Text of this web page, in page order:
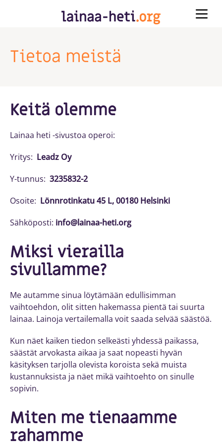
Tietoa meistä
Keitä olemme
Lainaa heti -sivustoa operoi:
Yritys: Leadz Oy
Y-tunnus: 3235832-2
Osoite: Lönnrotinkatu 45 L, 00180 Helsinki
Sähköposti: info@lainaa-heti.org
Miksi vierailla
sivullamme?
Me autamme sinua löytämään edullisimman
vaihtoehdon, olit sitten hakemassa pientä tai suurta
lainaa. Lainoja vertailemalla voit saada selvää säästöä.
Kun näet kaiken tiedon selkeästi yhdessä paikassa,
säästät arvokasta aikaa ja saat nopeasti hyvän
käsityksen tarjolla olevista koroista sekä muista
kustannuksista ja näet mikä vaihtoehto on sinulle
sopivin.
Miten me tienaamme
rahamme